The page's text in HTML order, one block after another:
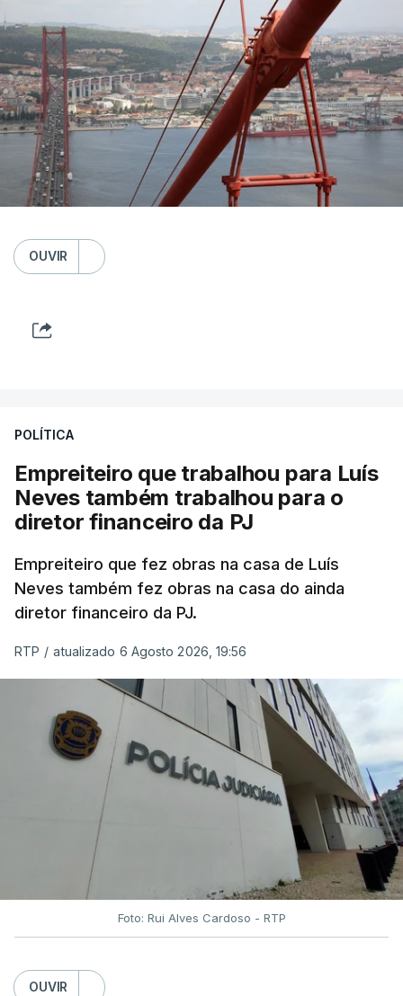
OUVIR
POLÍTICA
Empreiteiro que trabalhou para Luís
Neves também trabalhou para o
diretor financeiro da PJ
Empreiteiro que fez obras na casa de Luís
Neves também fez obras na casa do ainda
diretor financeiro da PJ.
RTP / atualizado 6 Agosto 2026, 19:56
Foto: Rui Alves Cardoso - RTP
OUVIR